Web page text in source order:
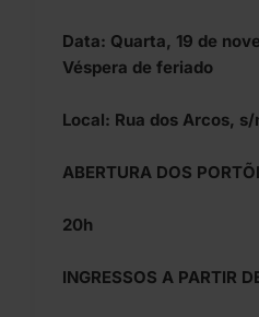
Data: Quarta, 19 de
Véspera de feriado
Local: Rua dos Arcos, s/
ABERTURA DOS
20h
INGRESSOS A PARTIR